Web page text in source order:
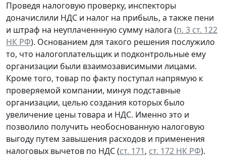
Проведя налоговую проверку, инспекторы
доначислили НДС и налог на прибыль, а также пени
и штраф на неуплаченнную сумму налога (п. 3 ст. 122
НК РФ). Основанием для такого решения послужило
то, что налогоплательщик и подконтрольные ему
организации были взаимозависимыми лицами.
Кроме того, товар по факту поступал напрямую к
проверяемой компании, минуя подставные
организации, целью создания которых было
увеличение цены товара и НДС. Именно это и
позволило получить необоснованную налоговую
выгоду путем завышения расходов и применения
налоговых вычетов по НДС (ст. 171, ст. 172 НК РФ).